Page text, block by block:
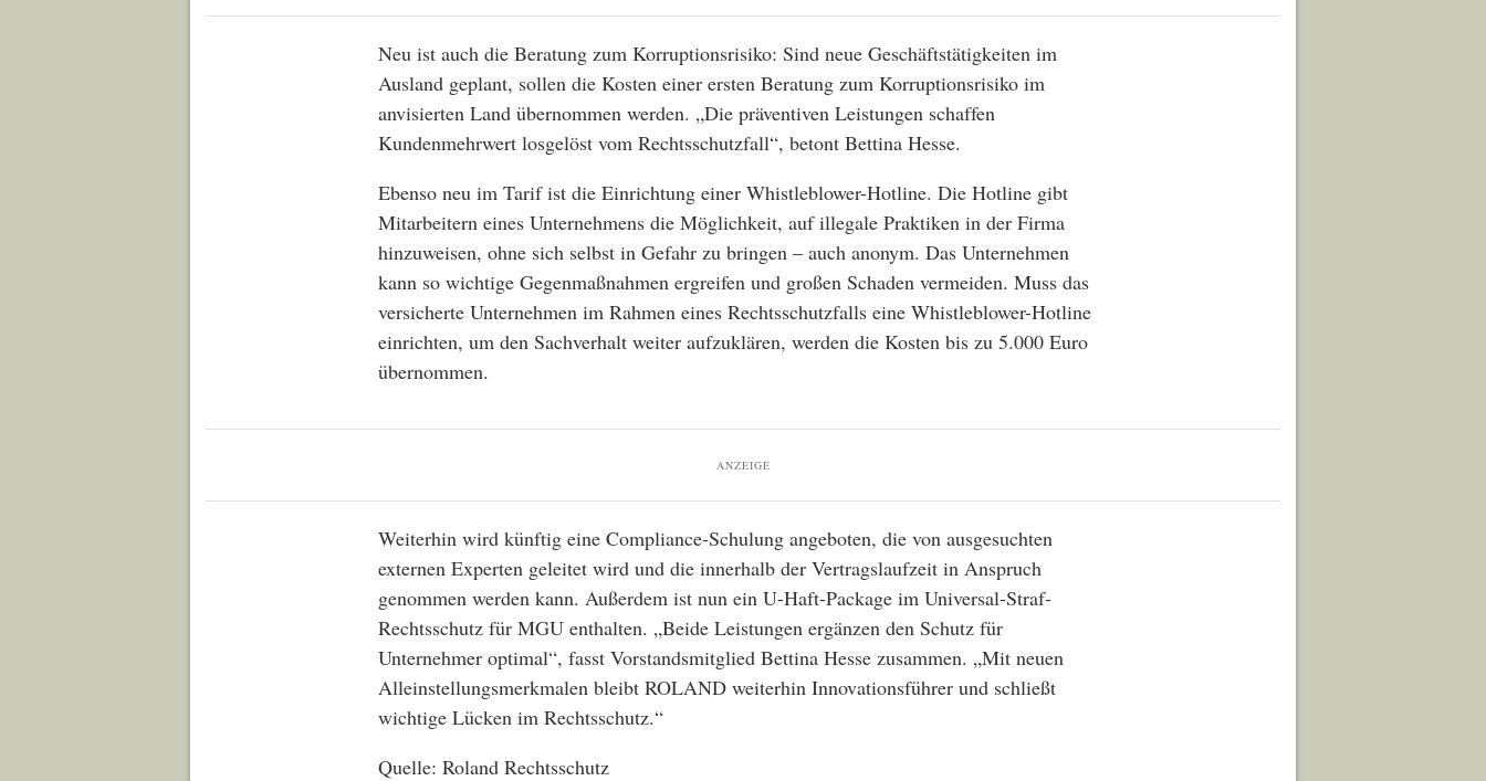
Neu ist auch die Beratung zum Korruptionsrisiko: Sind neue Geschäftstätigkeiten im
Ausland geplant, sollen die Kosten einer ersten Beratung zum Korruptionsrisiko im
anvisierten Land übernommen werden. „Die präventiven Leistungen schaffen
Kundenmehrwert losgelöst vom Rechtsschutzfall“, betont Bettina Hesse.
Ebenso neu im Tarif ist die Einrichtung einer Whistleblower-Hotline. Die Hotline gibt
Mitarbeitern eines Unternehmens die Möglichkeit, auf illegale Praktiken in der Firma
hinzuweisen, ohne sich selbst in Gefahr zu bringen – auch anonym. Das Unternehmen
kann so wichtige Gegenmaßnahmen ergreifen und großen Schaden vermeiden. Muss das
versicherte Unternehmen im Rahmen eines Rechtsschutzfalls eine Whistleblower-Hotline
einrichten, um den Sachverhalt weiter aufzuklären, werden die Kosten bis zu 5.000 Euro
übernommen.
ANZEIGE
Weiterhin wird künftig eine Compliance-Schulung angeboten, die von ausgesuchten
externen Experten geleitet wird und die innerhalb der Vertragslaufzeit in Anspruch
genommen werden kann. Außerdem ist nun ein U-Haft-Package im Universal-Straf-
Rechtsschutz für MGU enthalten. „Beide Leistungen ergänzen den Schutz für
Unternehmer optimal“, fasst Vorstandsmitglied Bettina Hesse zusammen. „Mit neuen
Alleinstellungsmerkmalen bleibt ROLAND weiterhin Innovationsführer und schließt
wichtige Lücken im Rechtsschutz.“
Roland Rechtsschutz